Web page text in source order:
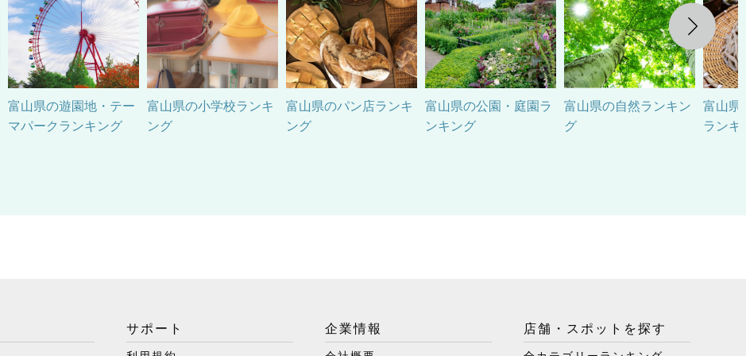
富山県の遊園地・テー
マパークランキング
富山県の小学校ランキ
ング
富山県のパン店ランキ
ング
富山県の公園・庭園ラ
ンキング
富山県の自然ランキン
グ
富山県
ランキ
Next
サポート 企業情報 店舗・スポットを探す